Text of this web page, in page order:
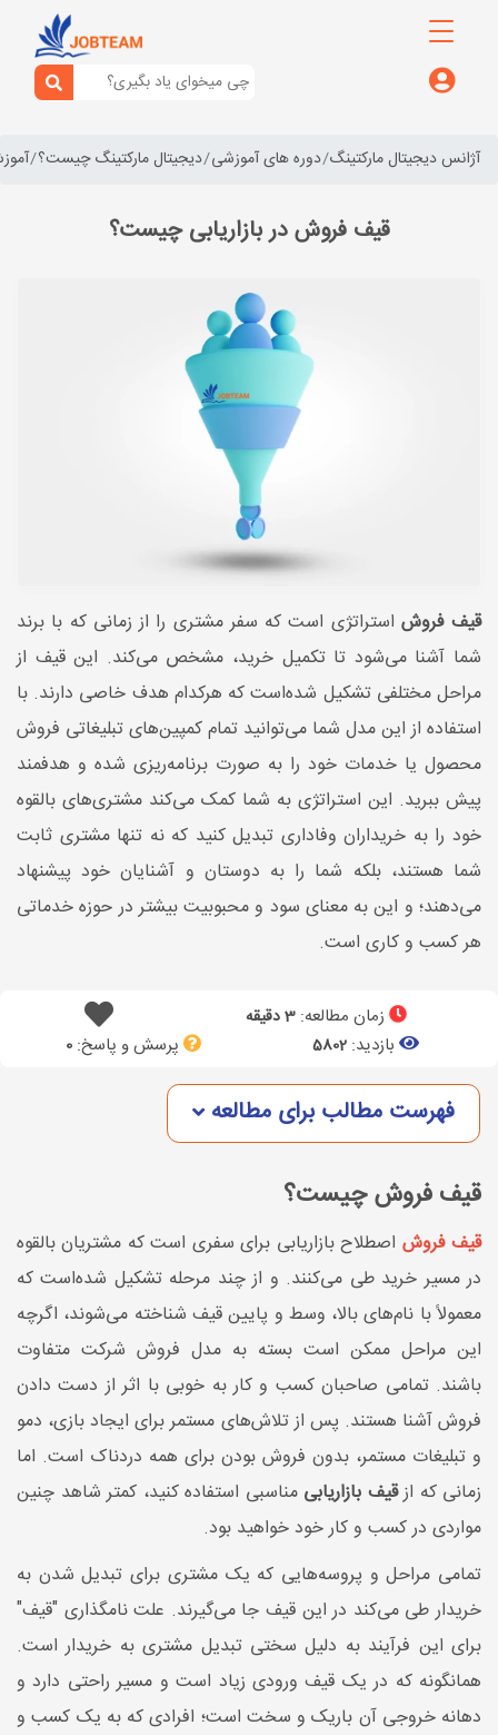
آژانس دیجیتال مارکتینگ دوره های آموزشی دیجیتال مارکتینگ چیست؟
قیف فروش در بازاریابی چیست؟
قیف فروش استراتژی‌ است که سفر مشتری را از زمانی که با برند
شما آشنا می‌شود تا تکمیل خرید، مشخص می‌کند. این قیف از
مراحل مختلفی تشکیل شده‌است که هرکدام هدف خاصی دارند. با
استفاده از این مدل شما می‌توانید تمام کمپین‌های تبلیغاتی فروش
محصول یا خدمات خود را به صورت برنامه‌ریزی شده و هدفمند
پیش ببرید. این استراتژی به شما کمک می‌کند مشتری‌های بالقوه
خود را به خریداران وفاداری تبدیل کنید که نه تنها مشتری ثابت
شما هستند، بلکه شما را به دوستان و آشنایان خود پیشنهاد
می‌دهند؛ و این به معنای سود و محبوبیت بیشتر در حوزه خدماتی
هر کسب و کاری است.
زمان مطالعه: 3 دقیقه
بازدید:5802 پرسش و پاسخ:0
فهرست مطالب برای مطالعه
قیف فروش چیست؟
قیف فروش اصطلاح بازاریابی برای سفری است که مشتریان بالقوه
در مسیر خرید طی می‌کنند. و از چند مرحله تشکیل شده‌است که
معمولاً با نام‌های بالا، وسط و پایین قیف شناخته می‌شوند، اگرچه
این مراحل ممکن است بسته به مدل فروش شرکت متفاوت
باشند. تمامی صاحبان کسب و کار به خوبی با اثر از دست دادن
فروش آشنا هستند. پس از تلاش‌های مستمر برای ایجاد بازی، دمو
و تبلیغات مستمر، بدون فروش بودن برای همه دردناک است. اما
زمانی که ازقیف بازاریابی مناسبی استفاده کنید، کمتر شاهد چنین
مواردی در کسب و کار خود خواهید بود.
تمامی مراحل و پروسه‌هایی که یک مشتری برای تبدیل شدن به
خریدار طی می‌کند در این قیف جا می‌گیرند. علت نامگذاری "قیف"
برای این فرآیند به دلیل سختی تبدیل مشتری به خریدار است.
همانگونه که در یک قیف ورودی زیاد است و مسیر راحتی دارد و
دهانه خروجی آن باریک و سخت است؛ افرادی که به یک کسب و